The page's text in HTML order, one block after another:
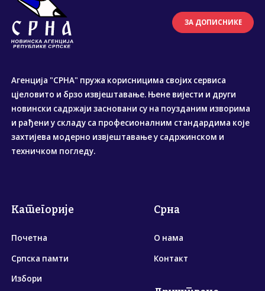
ЗА ДОПИСНИКЕ
Агенција "СРНА" пружа корисницима својих сервиса
цјеловито и брзо извјештавање. Њене вијести и други
новински садржаји засновани су на поузданим изворима
и рађени у складу са професионалним стандардима које
захтијева модерно извјештавање у садржинском и
техничком погледу.
Категорије
Почетна
Српска памти
Избори
Срна
О нама
Контакт